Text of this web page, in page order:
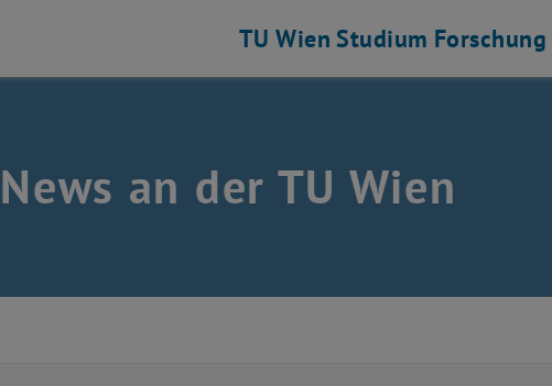
TU Wien Studium Forschung
an der TU Wien